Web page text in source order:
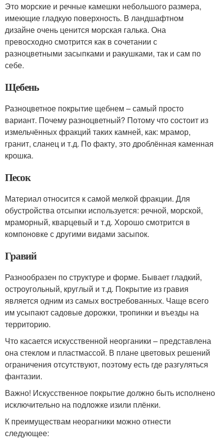
Это морские и речные камешки небольшого размера,
имеющие гладкую поверхность. В ландшафтном
дизайне очень ценится морская галька. Она
превосходно смотрится как в сочетании с
разноцветными засыпками и ракушками, так и сам по
себе.
Щебень
Разноцветное покрытие щебнем – самый просто
вариант. Почему разноцветный? Потому что состоит из
измельчённых фракций таких камней, как: мрамор,
гранит, сланец и т.д. По факту, это дроблённая каменная
крошка.
Песок
Материал относится к самой мелкой фракции. Для
обустройства отсыпки используется: речной, морской,
мраморный, кварцевый и т.д. Хорошо смотрится в
компоновке с другими видами засыпок.
Гравий
Разнообразен по структуре и форме. Бывает гладкий,
остроугольный, круглый и т.д. Покрытие из гравия
является одним из самых востребованных. Чаще всего
им усыпают садовые дорожки, тропинки и въезды на
территорию.
Что касается искусственной неорганики – представлена
она стеклом и пластмассой. В плане цветовых решений
ограничения отсутствуют, поэтому есть где разгуляться
фантазии.
Важно! Искусственное покрытие должно быть исполнено
исключительно на подложке изили плёнки.
К преимуществам неорагники можно отнести
следующее: